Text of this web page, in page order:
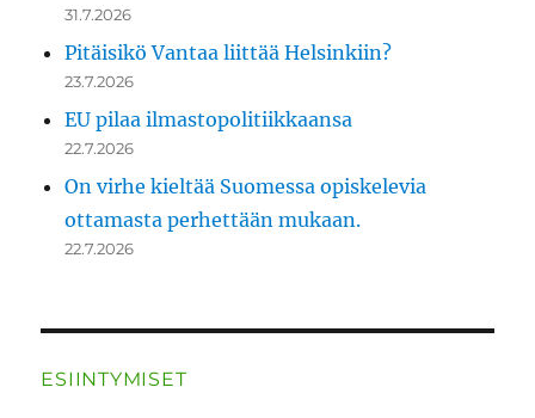
31.7.2026
Pitäisikö Vantaa liittää Helsinkiin?
23.7.2026
EU pilaa ilmastopolitiikkaansa
22.7.2026
On virhe kieltää Suomessa opiskelevia
ottamasta perhettään mukaan.
22.7.2026
ESIINTYMISET